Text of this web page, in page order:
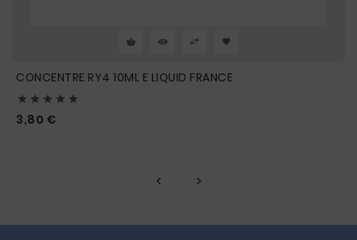
CONCENTRE RY4 10ML E LIQUID FRANCE
    
3,80 €